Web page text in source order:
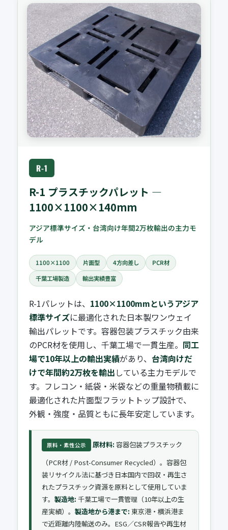
R-1
R-1 プラスチックパレット —
1100×1100×140mm
アジア標準サイズ・台湾向け年間2万枚輸出の主力モ
デル
1100×1100 片面型 4方向差し
PCR材
千葉工場製造
輸出実績豊富
R-1パレットは、 1100×1100mmというアジア
標準サイズに最適化された日本製ワンウェイ
輸出パレットです。容器包装プラスチック由来
のPCR材を使用し、千葉工場で一貫生産。 同工
場で10年以上の輸出実績があり、 台湾向けだ
けで年間約2万枚を輸出している主力モデルで
す。フレコン・紙袋・米袋などの重量物積載に
最適化された片面型フラットトップ設計で、
外観・強度・品質ともに長年安定しています。
原料・素性公示 原材料: 容器包装プラスチック
（PCR材 / Post-Consumer Recycled）。容器包
装リサイクル法に基づき日本国内で回収・再生さ
れたプラスチック資源を原料として使用していま
す。 製造地: 千葉工場で一貫管理（10年以上の生
産実績）。 製造地から港まで: 東京港・横浜港ま
で近距離内陸輸送のみ。ESG／CSR報告や再生材